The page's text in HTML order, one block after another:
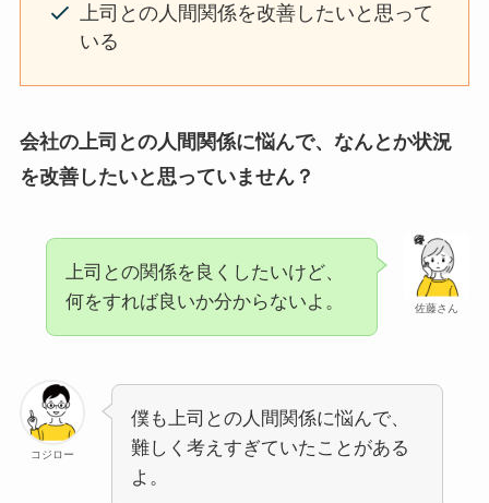
上司との人間関係を改善したいと思って
いる
会社の上司との人間関係に悩んで、なんとか状況
を改善したいと思っていません？
佐藤さん
上司との関係を良くしたいけど、
何をすれば良いか分からないよ。
コジロー
僕も上司との人間関係に悩んで、
難しく考えすぎていたことがある
よ。